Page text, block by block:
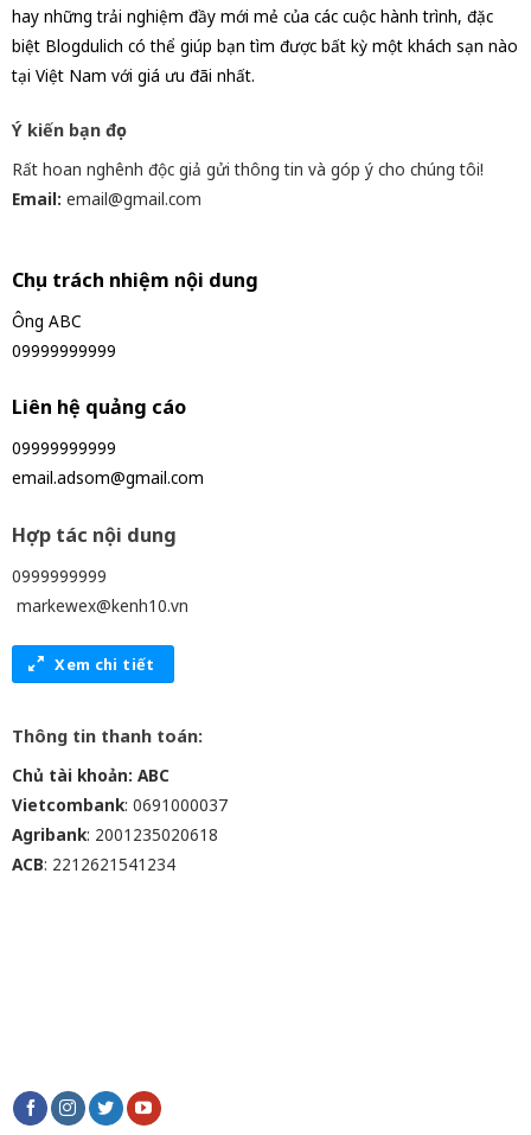
hay những trải nghiệm đầy mới mẻ của các cuộc hành trình, đặc
biệt Blogdulich có thể giúp bạn tìm được bất kỳ một khách sạn nào
tại Việt Nam với giá ưu đãi nhất.
Ý kiến bạn đọc
Rất hoan nghênh độc giả gửi thông tin và góp ý cho chúng tôi!
Email: email@gmail.com
Chịu trách nhiệm nội dung
Ông ABC
09999999999
Liên hệ quảng cáo
09999999999
email.adsom@gmail.com
Hợp tác nội dung
0999999999
markewex@kenh10.vn
Xem chi tiết
Thông tin thanh toán:
Chủ tài khoản: ABC
Vietcombank: 0691000037
Agribank: 2001235020618
ACB: 2212621541234